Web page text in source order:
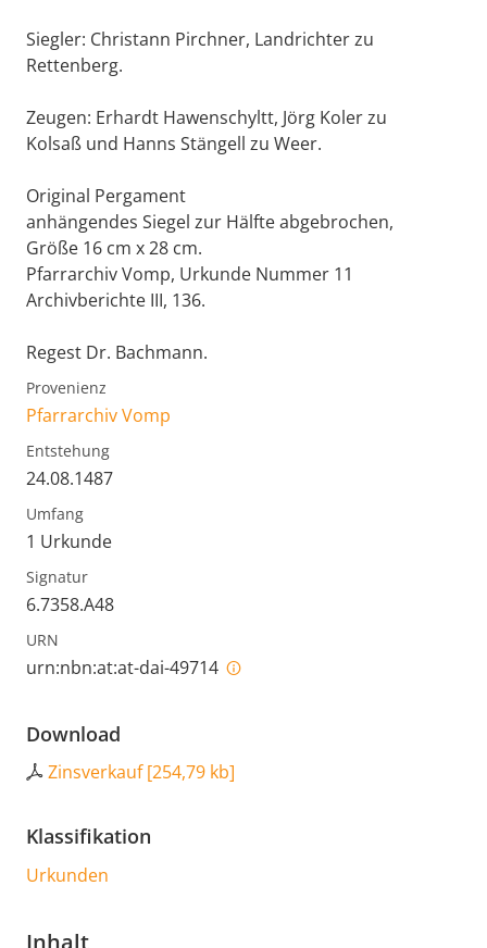
Siegler: Christann Pirchner, Landrichter zu
Rettenberg.
Zeugen: Erhardt Hawenschyltt, Jörg Koler zu
Kolsaß und Hanns Stängell zu Weer.
Original Pergament
anhängendes Siegel zur Hälfte abgebrochen,
Größe 16 cm x 28 cm.
Pfarrarchiv Vomp, Urkunde Nummer 11
Archivberichte III, 136.
Regest Dr. Bachmann.
Provenienz
Pfarrarchiv Vomp
Entstehung
24.08.1487
Umfang
1 Urkunde
Signatur
6.7358.A48
URN
urn:nbn:at:at-dai-49714
Download
Zinsverkauf[254,79 kb]
Klassifikation
Urkunden
Inhalt